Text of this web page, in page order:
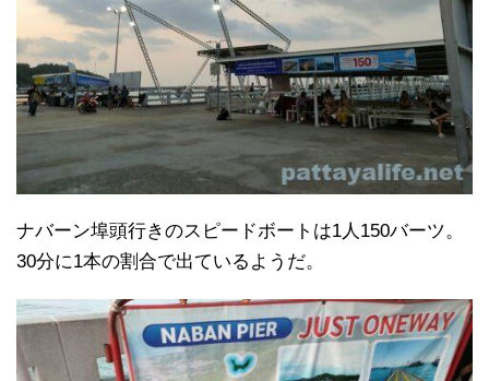
ナバーン埠頭行きのスピードボートは1人150バーツ。
30分に1本の割合で出ているようだ。